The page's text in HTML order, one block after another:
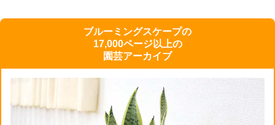
ブルーミングスケープの
17,000ページ以上の
園芸アーカイブ